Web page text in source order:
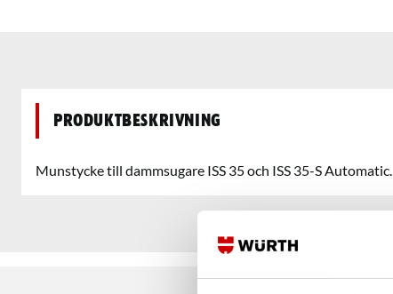
Produktbeskrivning
Munstycke till dammsugare ISS 35 och ISS 35-S Automatic.